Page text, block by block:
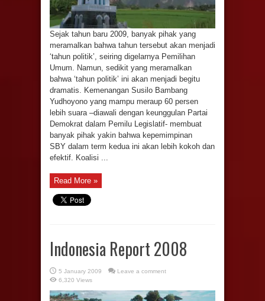
Sejak tahun baru 2009, banyak pihak yang
meramalkan bahwa tahun tersebut akan menjadi
‘tahun politik’, seiring digelarnya Pemilihan
Umum. Namun, sedikit yang meramalkan
bahwa ‘tahun politik’ ini akan menjadi begitu
dramatis. Kemenangan Susilo Bambang
Yudhoyono yang mampu meraup 60 persen
lebih suara –diawali dengan keunggulan Partai
Demokrat dalam Pemilu Legislatif- membuat
banyak pihak yakin bahwa kepemimpinan
SBY dalam term kedua ini akan lebih kokoh dan
efektif. Koalisi ...
Read More »
Indonesia Report 2008
5 January 2009
Leave a comment
6,320 Views